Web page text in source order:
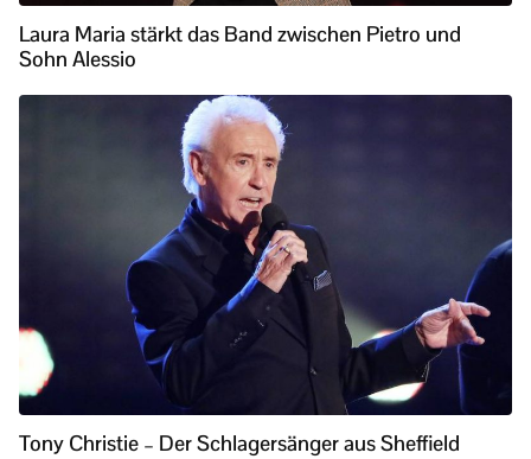
Laura Maria stärkt das Band zwischen Pietro und
Sohn Alessio
Tony Christie – Der Schlagersänger aus Sheffield